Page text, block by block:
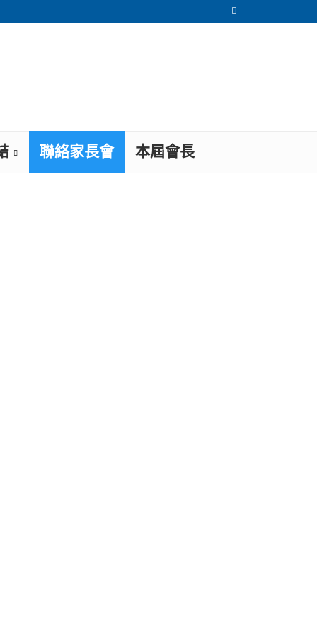
聯絡家長會 本屆會長